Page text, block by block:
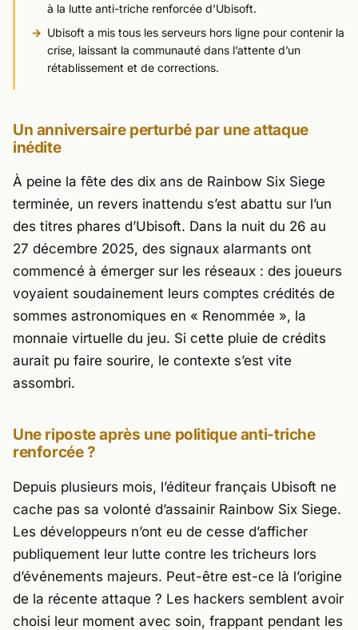
à la lutte anti-triche renforcée d’Ubisoft.
Ubisoft a mis tous les serveurs hors ligne pour contenir la
crise, laissant la communauté dans l’attente d’un
rétablissement et de corrections.
Un anniversaire perturbé par une attaque
inédite
À peine la fête des dix ans de Rainbow Six Siege
terminée, un revers inattendu s’est abattu sur l’un
des titres phares d’Ubisoft. Dans la nuit du 26 au
27 décembre 2025, des signaux alarmants ont
commencé à émerger sur les réseaux : des joueurs
voyaient soudainement leurs comptes crédités de
sommes astronomiques en « Renommée », la
monnaie virtuelle du jeu. Si cette pluie de crédits
aurait pu faire sourire, le contexte s’est vite
assombri.
Une riposte après une politique anti-triche
renforcée ?
Depuis plusieurs mois, l’éditeur français Ubisoft ne
cache pas sa volonté d’assainir Rainbow Six Siege.
Les développeurs n’ont eu de cesse d’afficher
publiquement leur lutte contre les tricheurs lors
d’événements majeurs. Peut-être est-ce là l’origine
de la récente attaque ? Les hackers semblent avoir
choisi leur moment avec soin, frappant pendant les